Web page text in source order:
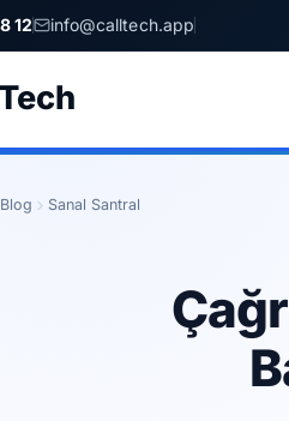
12 info@calltech.app
Blog Sanal Santral